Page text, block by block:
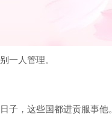
一人管理。
，这些国都进贡服事他。